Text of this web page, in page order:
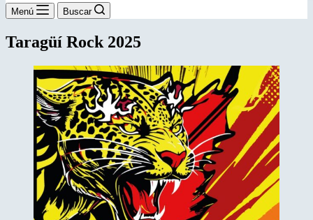
Menú Buscar
Taragüí Rock 2025